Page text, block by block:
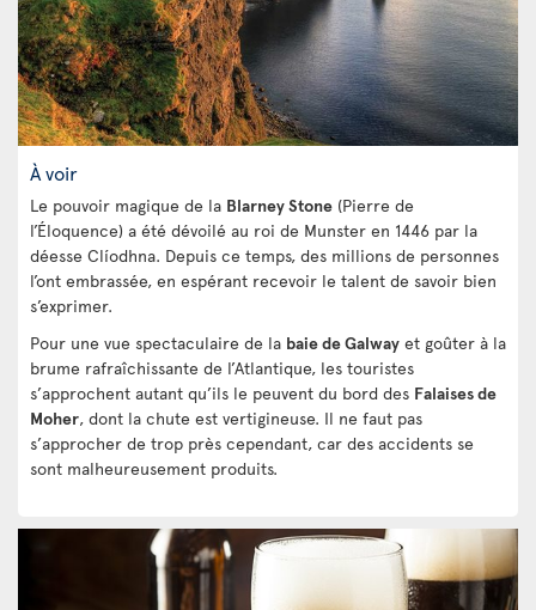
À voir
Le pouvoir magique de la Blarney Stone (Pierre de
l’Éloquence) a été dévoilé au roi de Munster en 1446 par la
déesse Clíodhna. Depuis ce temps, des millions de personnes
l’ont embrassée, en espérant recevoir le talent de savoir bien
s’exprimer.
Pour une vue spectaculaire de la baie de Galway et goûter à la
brume rafraîchissante de l’Atlantique, les touristes
s’approchent autant qu’ils le peuvent du bord des Falaises de
Moher, dont la chute est vertigineuse. Il ne faut pas
s’approcher de trop près cependant, car des accidents se
sont malheureusement produits.